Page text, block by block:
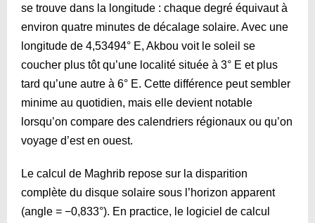
se trouve dans la longitude : chaque degré équivaut à
environ quatre minutes de décalage solaire. Avec une
longitude de 4,53494° E, Akbou voit le soleil se
coucher plus tôt qu’une localité située à 3° E et plus
tard qu’une autre à 6° E. Cette différence peut sembler
minime au quotidien, mais elle devient notable
lorsqu’on compare des calendriers régionaux ou qu’on
voyage d’est en ouest.
Le calcul de Maghrib repose sur la disparition
complète du disque solaire sous l’horizon apparent
(angle = −0,833°). En practice, le logiciel de calcul